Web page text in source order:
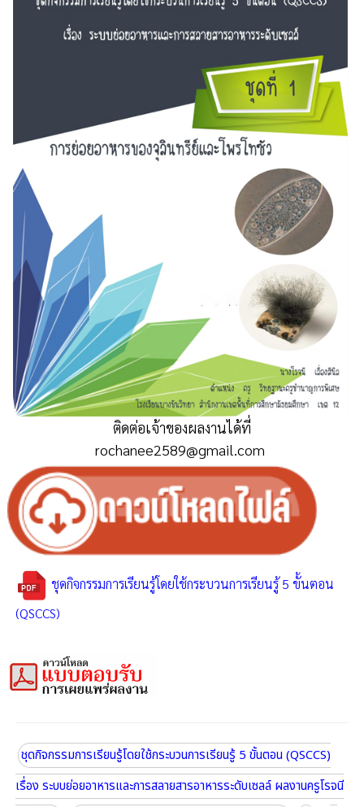
ติดต่อเจ้าของผลงานได้ที่
rochanee2589@gmail.com
ชุดกิจกรรมการเรียนรู้โดยใช้กระบวนการเรียนรู้ 5 ขั้นตอน
(QSCCS)
ชุดกิจกรรมการเรียนรู้โดยใช้กระบวนการเรียนรู้ 5 ขั้นตอน (QSCCS)
เรื่อง ระบบย่อยอาหารและการสลายสารอาหารระดับเซลล์ ผลงานครูโรจนี